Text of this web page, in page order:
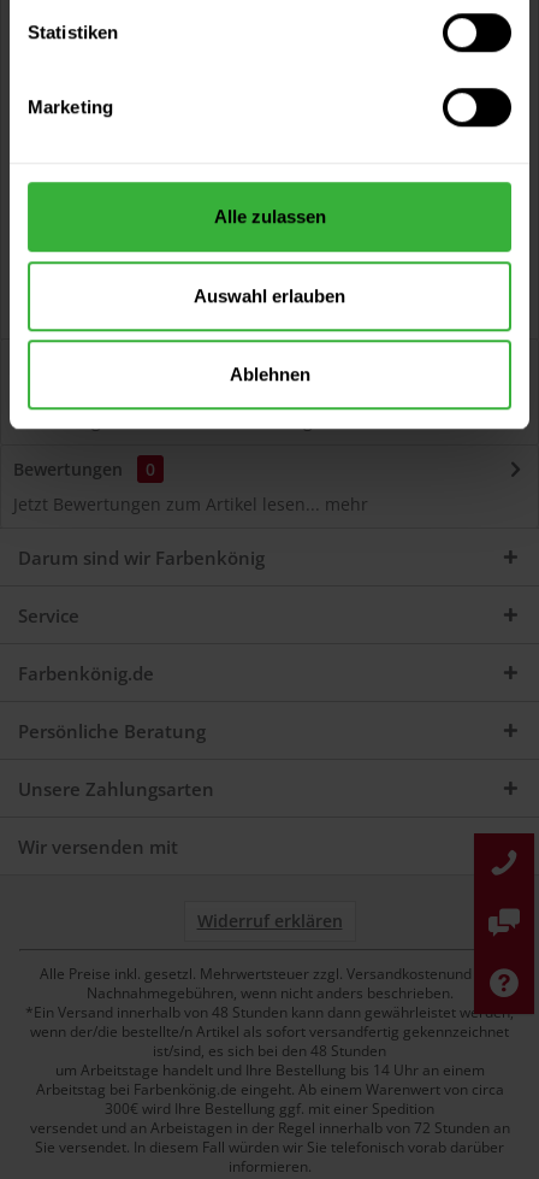
Statistiken
Marketing
Alle zulassen
Auswahl erlauben
Ablehnen
Persönliche Beratung unter040 60 77 65 23
Lackierungen und Lackausbesserungen am Auto...
Bewertungen
0
Jetzt Bewertungen zum Artikel lesen... mehr
Darum sind wir Farbenkönig
Service
Farbenkönig.de
Persönliche Beratung
Unsere Zahlungsarten
Wir versenden mit
Widerruf erklären
Alle Preise inkl. gesetzl. Mehrwertsteuer zzgl. Versandkostenund ggf.
Nachnahmegebühren, wenn nicht anders beschrieben.
*Ein Versand innerhalb von 48 Stunden kann dann gewährleistet werden,
wenn der/die bestellte/n Artikel als sofort versandfertig gekennzeichnet
ist/sind, es sich bei den 48 Stunden
um Arbeitstage handelt und Ihre Bestellung bis 14 Uhr an einem
Arbeitstag bei Farbenkönig.de eingeht. Ab einem Warenwert von circa
300€ wird Ihre Bestellung ggf. mit einer Spedition
versendet und an Arbeistagen in der Regel innerhalb von 72 Stunden an
Sie versendet. In diesem Fall würden wir Sie telefonisch vorab darüber
informieren.